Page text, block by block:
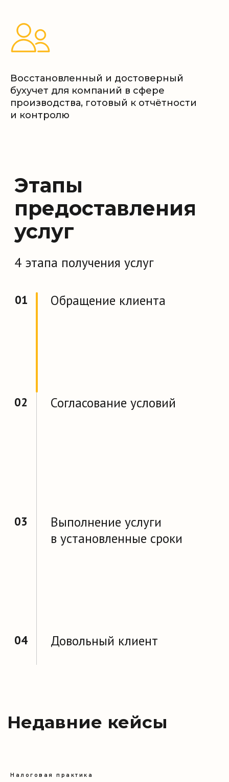
Восстановленный и достоверный
бухучет для компаний в сфере
производства, готовый к отчётности
и контролю
Налоговая практика